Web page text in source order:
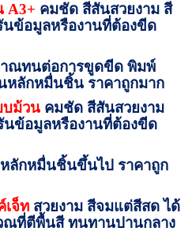
A3+ คมชัด สีสันสวยงาม สี
นข้อมูลหรืองานที่ต้องขีด
ณทนต่อการขูดขีด พิมพ์
หลักหมื่นชิ้น ราคาถูกมาก
บม้วน คมชัด สีสันสวยงาม
นข้อมูลหรืองานที่ต้องขีด
ลักหมื่นชิ้นขึ้นไป ราคาถูก
เจ็ท สวยงาม สีจมแต่สีสด ได้
ณที่ตีพื้นสี ทนทานปานกลาง